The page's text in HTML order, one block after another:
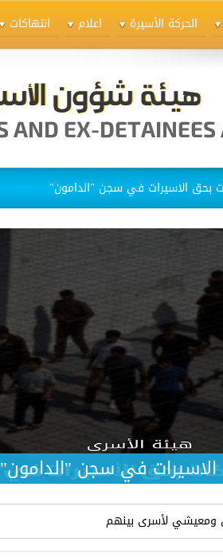
الحركة الأسيرة اعلام انتهاكات
بحق الاسيرات في سجن "الدامون"
في سجن "الدامون"
لأسرى بينهم
في سجن مجيدو